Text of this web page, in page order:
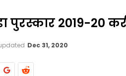
पुरस्कार 2019-20
Dec 31, 2020